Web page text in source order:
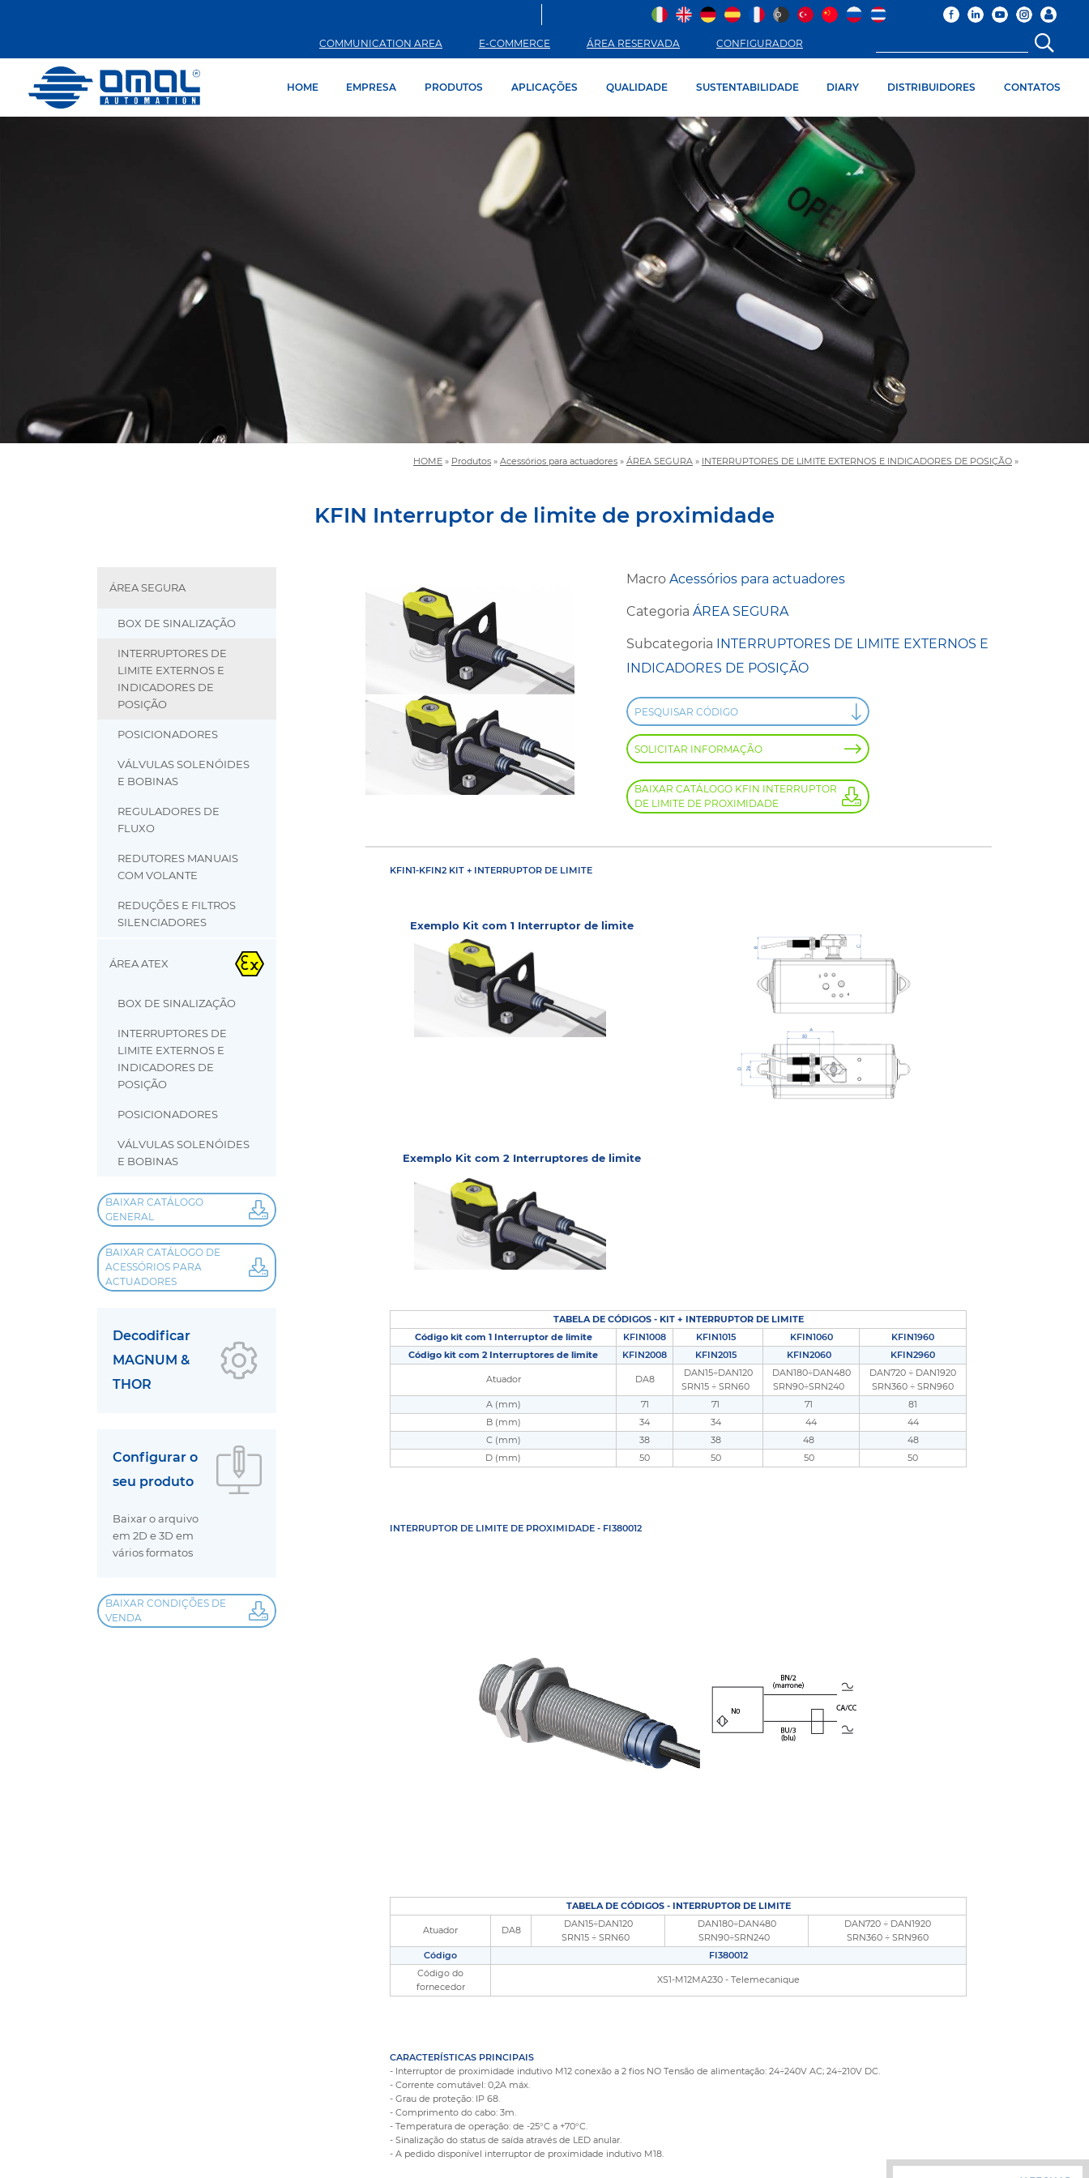
COMMUNICATION AREA E-COMMERCE ÁREA RESERVADA CONFIGURADOR
HOME EMPRESA PRODUTOS APLICAÇÕES QUALIDADE SUSTENTABILIDADE DIARY DISTRIBUIDORES CONTATOS
HOME » Produtos » Acessórios para actuadores » ÁREA SEGURA » INTERRUPTORES DE LIMITE EXTERNOS E INDICADORES DE POSIÇÃO »
KFIN Interruptor de limite de proximidade
ÁREA SEGURA
BOX DE SINALIZAÇÃO
INTERRUPTORES DE
LIMITE EXTERNOS E
INDICADORES DE
POSIÇÃO
POSICIONADORES
VÁLVULAS SOLENÓIDES
E BOBINAS
REGULADORES DE
FLUXO
REDUTORES MANUAIS
COM VOLANTE
REDUÇÕES E FILTROS
SILENCIADORES
ÁREA ATEX
BOX DE SINALIZAÇÃO
INTERRUPTORES DE
LIMITE EXTERNOS E
INDICADORES DE
POSIÇÃO
POSICIONADORES
VÁLVULAS SOLENÓIDES
E BOBINAS
BAIXAR CATÁLOGO
GENERAL
BAIXAR CATÁLOGO DE
ACESSÓRIOS PARA
ACTUADORES
Decodificar
MAGNUM &
THOR
Configurar o
seu produto
Baixar o arquivo
em 2D e 3D em
vários formatos
BAIXAR CONDIÇÕES DE
VENDA
MacroAcessórios para actuadores
CategoriaÁREA SEGURA
Subcategoria
INTERRUPTORES DE LIMITE EXTERNOS E
INDICADORES DE POSIÇÃO
PESQUISAR CÓDIGO
SOLICITAR INFORMAÇÃO
BAIXAR CATÁLOGO KFIN INTERRUPTOR
DE LIMITE DE PROXIMIDADE
KFIN1-KFIN2 KIT + INTERRUPTOR DE LIMITE
Exemplo Kit com 1 Interruptor de limite
Exemplo Kit com 2 Interruptores de limite
TABELA DE CÓDIGOS - KIT + INTERRUPTOR DE LIMITE
Código kit com 1 Interruptor de limite
KFIN1008 KFIN1015 KFIN1060
KFIN1960
Código kit com 2 Interruptores de limite
KFIN2008 KFIN2015 KFIN2060 KFIN2960
Atuador DA8
DAN15÷DAN120
SRN15 ÷ SRN60
DAN180÷DAN480
SRN90÷SRN240
DAN720 ÷ DAN1920
SRN360 ÷ SRN960
A (mm)
71 71 71
81
B (mm)
34 34 44
44
C (mm)
38 38 48
48
D (mm)
50 50 50 50
INTERRUPTOR DE LIMITE DE PROXIMIDADE - FI380012
TABELA DE CÓDIGOS - INTERRUPTOR DE LIMITE
Atuador DA8
DAN15÷DAN120
SRN15 ÷ SRN60
DAN180÷DAN480
SRN90÷SRN240
DAN720 ÷ DAN1920
SRN360 ÷ SRN960
Código
FI380012
Código do
fornecedor
XS1-M12MA230 - Telemecanique
CARACTERÍSTICAS PRINCIPAIS
- Interruptor de proximidade indutivo M12 conexão a 2 fios NO Tensão de alimentação: 24÷240V AC; 24÷210V DC.
- Corrente comutável: 0,2A máx.
- Grau de proteção: IP 68.
- Comprimento do cabo: 3m.
- Temperatura de operação: de -25°C a +70°C.
- Sinalização do status de saída através de LED anular.
- A pedido disponível interruptor de proximidade indutivo M18.